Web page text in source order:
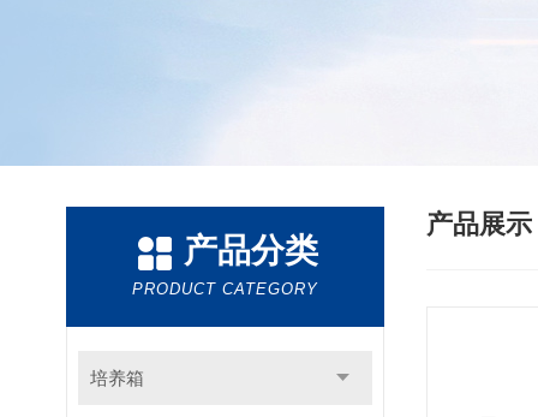
产品分类
PRODUCT CATEGORY
培养箱
产品展示